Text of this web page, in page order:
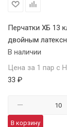
Перчатки ХБ 13
двойным
В наличии
Цена за 1 пар с
33 ₽
В корзину